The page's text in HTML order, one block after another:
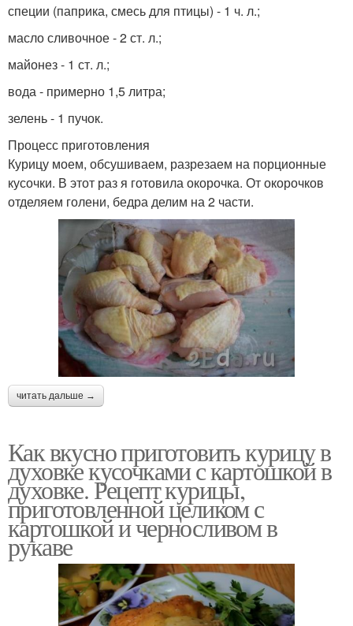
специи (паприка, смесь для птицы) - 1 ч. л.;
масло сливочное - 2 ст. л.;
майонез - 1 ст. л.;
вода - примерно 1,5 литра;
зелень - 1 пучок.
Процесс приготовления
Курицу моем, обсушиваем, разрезаем на порционные
кусочки. В этот раз я готовила окорочка. От окорочков
отделяем голени, бедра делим на 2 части.
читать дальше →
Как вкусно приготовить курицу в
духовке кусочками с картошкой в
духовке. Рецепт курицы,
приготовленной целиком с
картошкой и черносливом в
рукаве